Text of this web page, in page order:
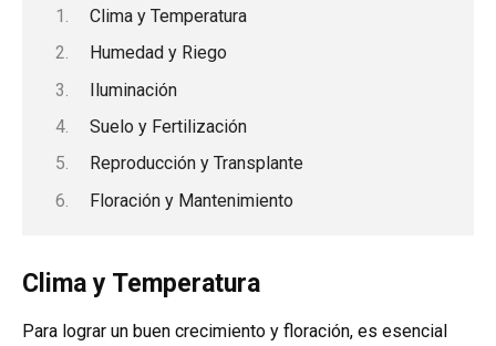
Clima y Temperatura
Humedad y Riego
Iluminación
Suelo y Fertilización
Reproducción y Transplante
Floración y Mantenimiento
Clima y Temperatura
Para lograr un buen crecimiento y floración, es esencial